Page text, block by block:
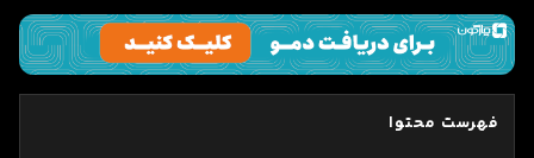
فهرست محتوا